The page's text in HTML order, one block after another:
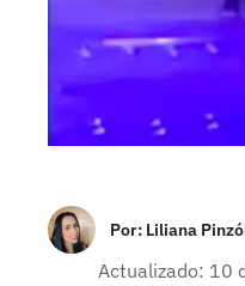
Por: Liliana
Actualizado: 10